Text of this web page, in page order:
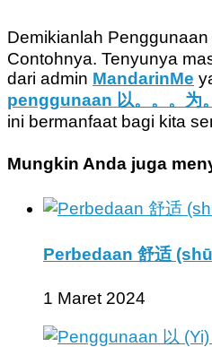
Demikianlah
Contohnya. Tenyunya
dari admin MandarinMe
penggunaan 以。。。为
ini bermanfaat bagi kita
Mungkin Anda juga
Perbedaan 舒适
1 Maret 2024